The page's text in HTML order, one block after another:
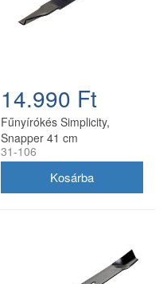
14.990 Ft
Fűnyírókés Simplicity,
Snapper 41 cm
(1704856SM)
31-106